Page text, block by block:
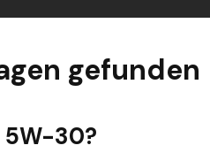
gefunden
5W-30?